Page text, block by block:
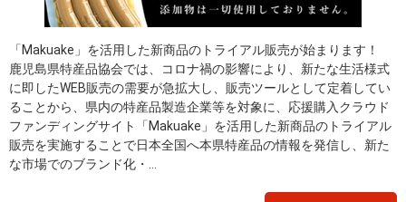
「Makuake」を活用した新商品のトライアル販売が始まります！
鹿児島県特産品協会では、コロナ禍の影響により、新たな生活様式
に即したWEB販売の需要が急拡大し、販売ツールとして定着してい
ることから、県内の特産品製造企業等を対象に、応援購入クラウド
ファンディングサイト「Makuake」を活用した新商品のトライアル
販売を実施することで日本全国へ本県特産品の情報を発信し、新た
な市場でのブランド化・...